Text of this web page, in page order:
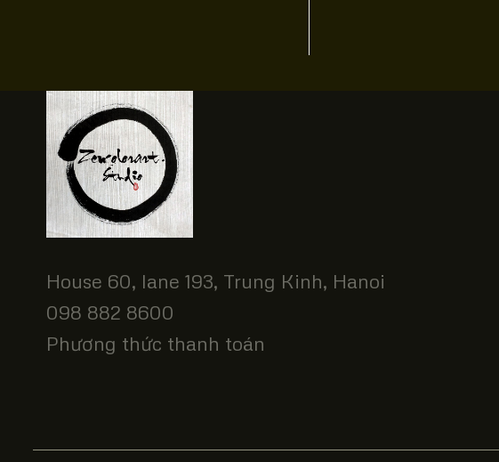
House 60, lane 193, Trung Kinh, Hanoi
098 882 8600
Phương thức thanh toán